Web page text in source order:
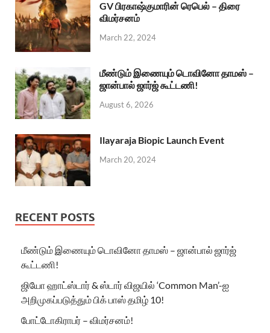
GV பிரகாஷ்குமாரின் ரெபெல் – திரை
விமர்சனம்
March 22, 2024
மீண்டும் இணையும் டொவினோ தாமஸ் –
ஜான்பால் ஜார்ஜ் கூட்டணி!
August 6, 2026
Ilayaraja Biopic Launch Event
March 20, 2024
RECENT POSTS
மீண்டும் இணையும் டொவினோ தாமஸ் – ஜான்பால் ஜார்ஜ்
கூட்டணி!
ஜியோ ஹாட்ஸ்டார் & ஸ்டார் விஜயில் ‘Common Man’-ஐ
அறிமுகப்படுத்தும் பிக் பாஸ் தமிழ் 10!
போட்டோகிராபர் – விமர்சனம்!